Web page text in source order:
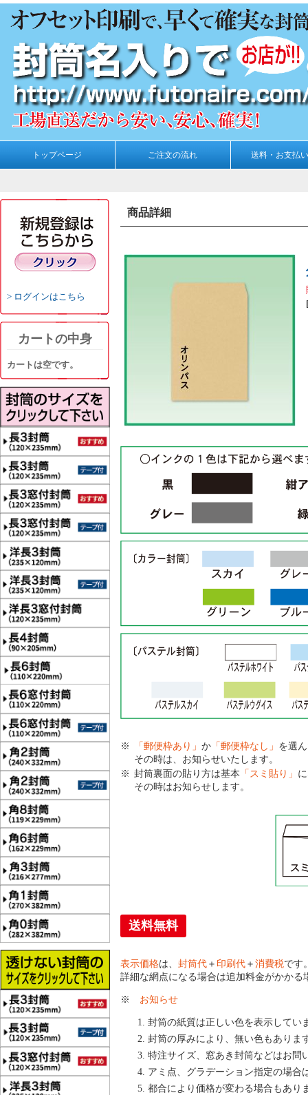
トップページ ご注文の流れ 送料・お支払
ログインはこちら
カートの中身
カートは空です。
商品詳細
「郵便枠あり」 か 「郵便枠なし」 を選
その時は、お知らせいたします。
封筒裏面の貼り方は基本 「スミ貼り」
その時はお知らせします。
送料無料
表示価格は、 封筒代 ＋ 印刷代 ＋ 消費税です
詳細な網点になる場合は追加料金がかかる
※ お知らせ
封筒の紙質は正しい色を表示してい
封筒の厚みにより、無い色もありま
特注サイズ、窓あき封筒などはお問
アミ点、グラデーション指定の場合
都合により価格が変わる場合もあり